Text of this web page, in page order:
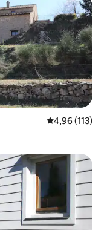
Средна
4,96 (113)